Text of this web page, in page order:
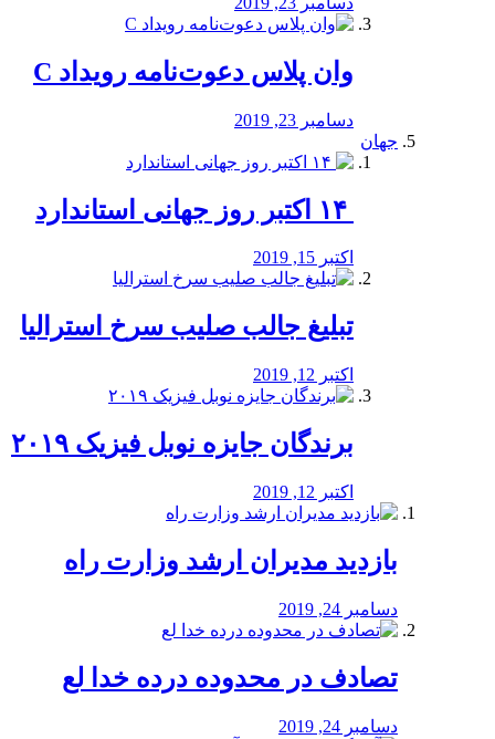
وان پلاس دعوت‌نامه رویداد C
دسامبر 23, 2019
جهان
اکتبر 15, 2019
تبلیغ جالب صلیب سرخ استرالیا
اکتبر 12, 2019
برندگان جایزه نوبل فیزیک ۲۰۱۹
اکتبر 12, 2019
بازدید مدیران ارشد وزارت راه
دسامبر 24, 2019
تصادف در محدوده درده خدا لع
دسامبر 24, 2019